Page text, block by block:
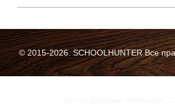
© 2015-2026. SCHOOLHUNTER Все